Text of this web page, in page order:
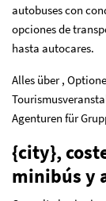
autobuses con
opciones de
hasta autocares.
Alles über ,
Agenturen für
{city},
minibús y